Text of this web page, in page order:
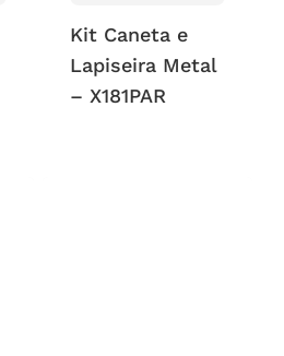
Kit Caneta e
Lapiseira Metal
– X181PAR